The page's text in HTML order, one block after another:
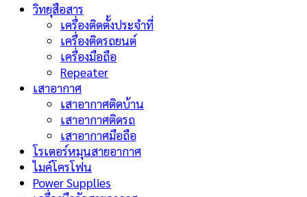
วิทยุสือสาร
เครื่องติดตั้งประจำที่
เครื่องติดรถยนต์
เครื่องมือถือ
Repeater
เสาอากาศ
เสาอากาศติดบ้าน
เสาอากาศติดรถ
เสาอากาศมือถือ
โรเตอร์หมุนสายอากาศ
ไมค์โครโฟน
Power Supplies